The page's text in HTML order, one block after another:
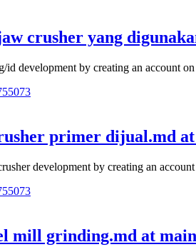
crusher yang
id development by creating an account
primer dijual.md
development by creating an
mill grinding.md at